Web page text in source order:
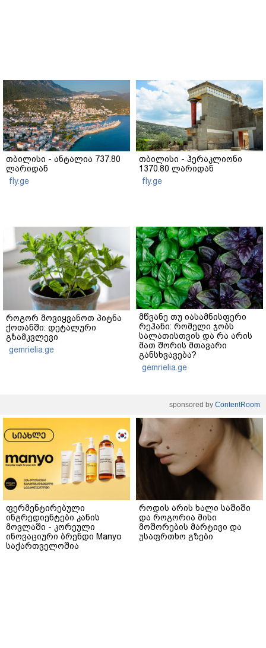
თბილისი - ანტალია 737.80
ლარიდან
fly.ge
თბილისი - ჰერაკლიონი
1370.80 ლარიდან
fly.ge
როგორ მოვიყვანოთ პიტნა
ქოთანში: დეტალური
გზამკვლევი
gemrielia.ge
მწვანე თუ იასამნისფერი
რეჰანი: რომელი ჯობს
სალათისთვის და რა არის
მათ შორის მთავარი
განსხვავება?
gemrielia.ge
sponsored by ContentRoom
ფერმენტირებული
ინგრედიენტები კანის
მოვლაში - კორეული
ინოვაციური ბრენდი Manyo
საქართველოშია
როდის არის ხალი საშიში
და როგორია მისი
მოშორების მარტივი და
უსაფრთხო გზები